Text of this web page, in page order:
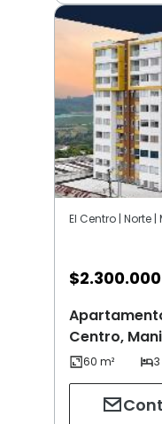
El Centro | Norte
$2.300.000
Centro,